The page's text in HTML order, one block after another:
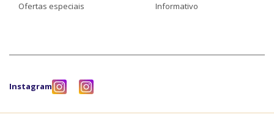
Ofertas especiais
Informativo
Instagram